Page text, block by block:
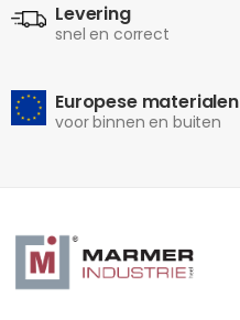
Levering
snel en correct
Europese materialen
voor binnen en buiten